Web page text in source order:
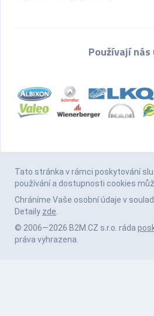
Používají
Tato stránka v rámci poskytování
používání a dostupnosti cookies
Chráníme Vaše osobní údaje v
Detaily zde
© 2006—2026 B2M.CZ s.r.o. ráda
práva vyhrazena.